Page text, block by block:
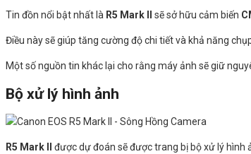
Tin đồn nổi bật nhất là R5 Mark II sẽ sở hữu cảm biến
Điều này sẽ giúp tăng cường độ chi tiết và khả năng
Một số nguồn tin khác lại cho rằng máy ảnh sẽ giữ
Bộ xử lý hình ảnh
R5 Mark II được dự đoán sẽ được trang bị bộ xử lý hình